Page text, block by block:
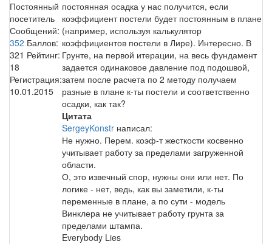
Постоянный
посетитель
Сообщений:
352 Баллов:
321 Рейтинг:
18
Регистрация:
10.01.2015
постоянная осадка у нас получится, если
коэффициент постели будет постоянным в плане
(например, используя калькулятор
коэффициентов постели в Лире). Интересно. В
Грунте, на первой итерации, на весь фундамент
задается одинаковое давление под подошвой,
затем после расчета по 2 методу получаем
разные в плане к-ты постели и соответственно
осадки, как так?
Цитата
SergeyKonstr написал:
Не нужно. Перем. коэф-т жесткости косвенно
учитывает работу за пределами загруженной
области.
О, это извечный спор, нужны они или нет. По
логике - нет, ведь, как вы заметили, к-ты
переменные в плане, а по сути - модель
Винклера не учитывает работу грунта за
пределами штампа.
Everybody Lies